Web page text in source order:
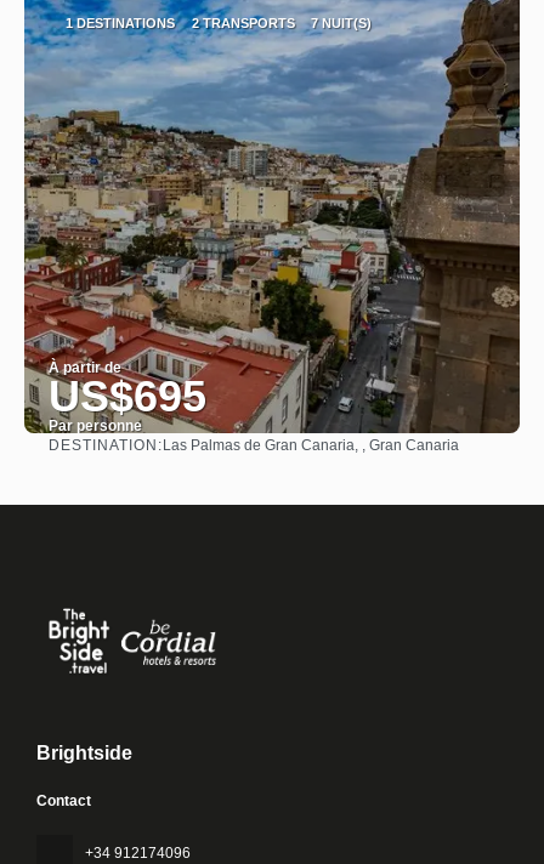
1 DESTINATIONS 2 TRANSPORTS 7 NUIT(S)
À partir de
US$695
Par personne
DESTINATION: Las Palmas de Gran Canaria, , Gran Canaria
Brightside
Contact
+34 912174096